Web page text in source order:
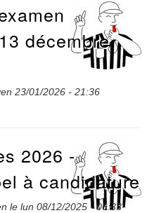
décembre
23/01/2026 - 21:36
2026 -
à candidature
le lun 08/12/2025 - 06:33